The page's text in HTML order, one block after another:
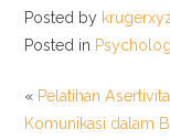
Posted by
Posted in
« Pelatihan
Komunikasi dalam